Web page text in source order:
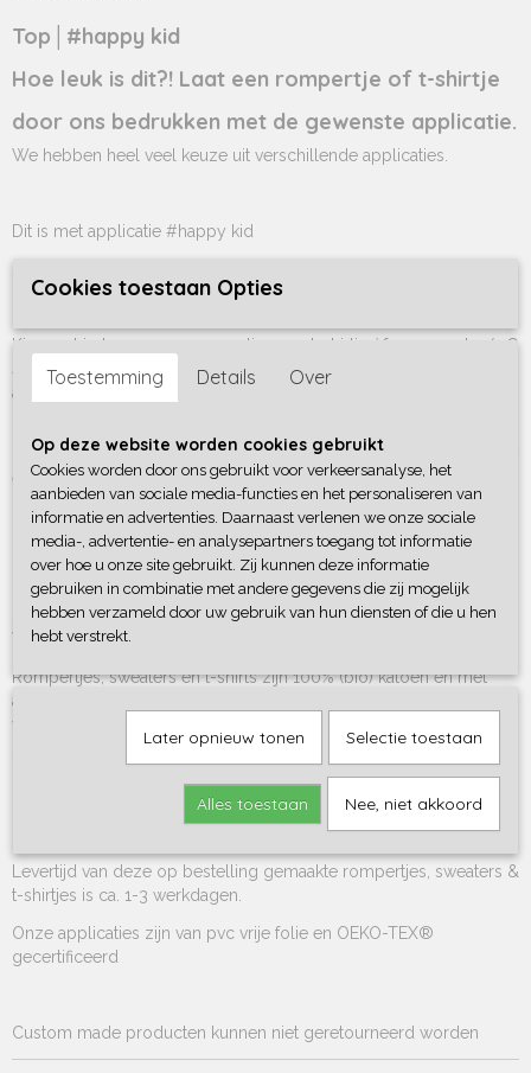
Top│#happy kid
Hoe leuk is dit?! Laat een rompertje of t-shirtje
door ons bedrukken met de gewenste applicatie.
We hebben heel veel keuze uit verschillende applicaties.
Dit is met applicatie #happy kid
Kies zo hierboven een rompertje, een t-shirtje òf een sweater (+ €
4,-) in de gewenste maat, kleur en mouwlengte. Sweaters hebben
altijd een lange mouw.
genoemde kleuren en sweaters zijn er in het wit, zwart, roze, army
en sand/mokka
Zo creëer je je eigen custom made product ! Ook super leuk om
cadeau te geven
Staat de gewenste maat er niet tussen? Stuur ons een mailtje of
WhatsApp en wellicht kunnen we je maat toch nog inkopen.
Rompertjes, sweaters en t-shirts zijn 100% (bio) katoen en met
applicatie wasbaar binnenste buiten op 30 graden zonder
wasverzachter.
Strijk de print binnenste buiten of leg er een velletje bakpapier
Niet geschikt voor de droger.
Levertijd van deze op bestelling gemaakte rompertjes, sweaters &
t-shirtjes is ca. 1-3 werkdagen.
Onze applicaties zijn van pvc vrije folie en OEKO-TEX®
gecertificeerd
Custom made producten kunnen niet geretourneerd worden
Cookies toestaan Opties
Toestemming Details Over
Op deze website worden cookies gebruikt
Cookies worden door ons gebruikt voor verkeersanalyse, het
aanbieden van sociale media-functies en het personaliseren van
informatie en advertenties. Daarnaast verlenen we onze sociale
media-, advertentie- en analysepartners toegang tot informatie
over hoe u onze site gebruikt. Zij kunnen deze informatie
gebruiken in combinatie met andere gegevens die zij mogelijk
hebben verzameld door uw gebruik van hun diensten of die u hen
hebt verstrekt.
Later opnieuw tonen Selectie toestaan
Alles toestaan Nee, niet akkoord